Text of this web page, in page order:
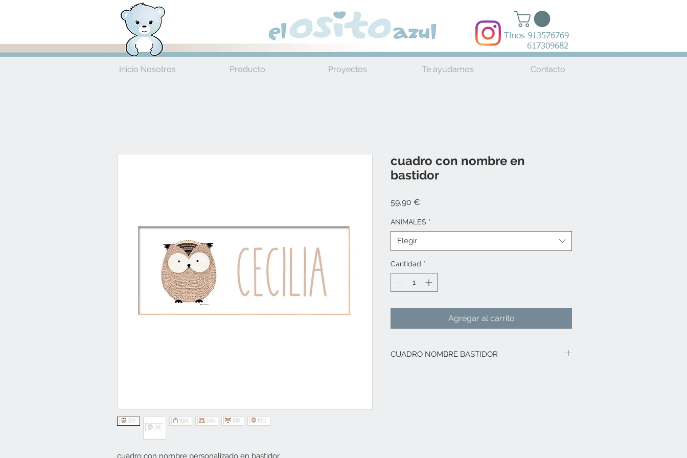
Tfnos 913576769
617309682
Inicio Nosotros Producto Proyectos Te ayudamos Contacto
cuadro con nombre personalizado en bastidor
cuadro con nombre en
bastidor
59,90 €
ANIMALES *
Elegir
Cantidad *
Agregar al carrito
CUADRO NOMBRE BASTIDOR